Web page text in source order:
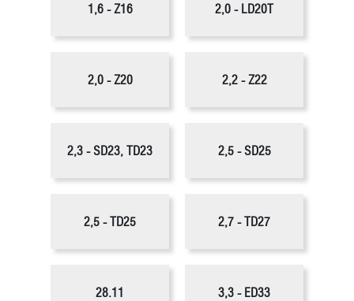
1,6 - Z16 2,0 - LD20T
2,0 - Z20 2,2 - Z22
2,3 - SD23, TD23 2,5 - SD25
2,5 - TD25 2,7 - TD27
28.11 3,3 - ED33